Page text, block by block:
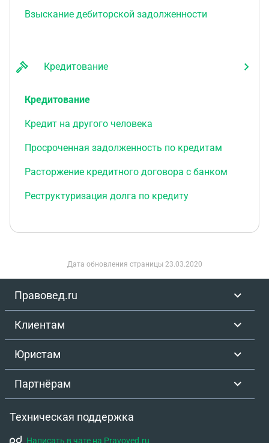
Взыскание дебиторской задолженности
Кредитование
Кредитование
Кредит на другого человека
Просроченная задолженность по кредитам
Расторжение кредитного договора с банком
Реструктуризация долга по кредиту
Дата обновления страницы 23.03.2020
Правовед.ru
Клиентам
Юристам
Партнёрам
Техническая поддержка
Написать в чате на Pravoved.ru